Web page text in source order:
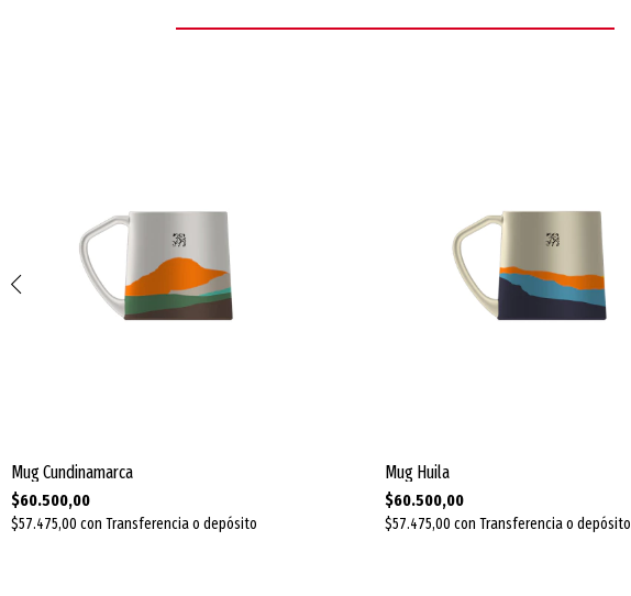
Mug Cundinamarca
$60.500,00
$57.475,00 con Transferencia o depósito
Mug Huila
$60.500,00
$57.475,00 con Transferencia o depósito